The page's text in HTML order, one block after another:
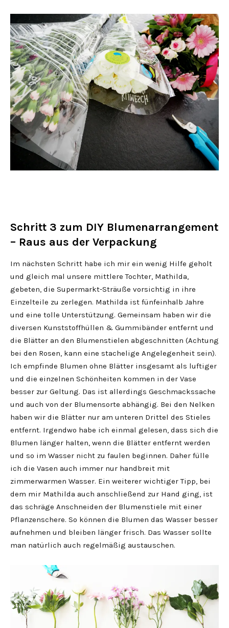
Schritt 3 zum DIY Blumenarrangement
– Raus aus der Verpackung
Im nächsten Schritt habe ich mir ein wenig Hilfe geholt
und gleich mal unsere mittlere Tochter, Mathilda,
gebeten, die Supermarkt-Sträuße vorsichtig in ihre
Einzelteile zu zerlegen. Mathilda ist fünfeinhalb Jahre
und eine tolle Unterstützung. Gemeinsam haben wir die
diversen Kunststoffhüllen & Gummibänder entfernt und
die Blätter an den Blumenstielen abgeschnitten (Achtung
bei den Rosen, kann eine stachelige Angelegenheit sein).
Ich empfinde Blumen ohne Blätter insgesamt als luftiger
und die einzelnen Schönheiten kommen in der Vase
besser zur Geltung. Das ist allerdings Geschmackssache
und auch von der Blumensorte abhängig. Bei den Nelken
haben wir die Blätter nur am unteren Drittel des Stieles
entfernt. Irgendwo habe ich einmal gelesen, dass sich die
Blumen länger halten, wenn die Blätter entfernt werden
und so im Wasser nicht zu faulen beginnen. Daher fülle
ich die Vasen auch immer nur handbreit mit
zimmerwarmen Wasser. Ein weiterer wichtiger Tipp, bei
dem mir Mathilda auch anschließend zur Hand ging, ist
das schräge Anschneiden der Blumenstiele mit einer
Pflanzenschere. So können die Blumen das Wasser besser
aufnehmen und bleiben länger frisch. Das Wasser sollte
man natürlich auch regelmäßig austauschen.